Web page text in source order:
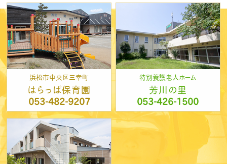
浜松市中央区三幸町
はらっぱ保育園
053-482-9207
特別養護老人ホーム
芳川の里
053-426-1500